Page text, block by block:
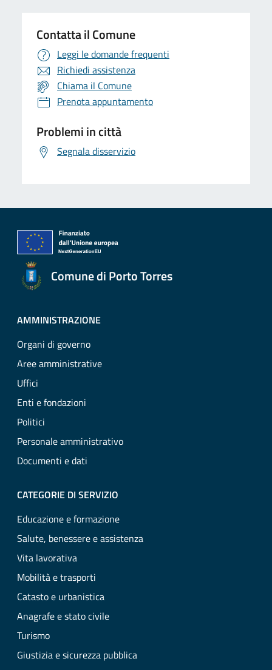
Contatta il Comune
Leggi le domande frequenti
Richiedi assistenza
Chiama il Comune
Prenota appuntamento
Problemi in città
Segnala disservizio
Comune di Porto Torres
AMMINISTRAZIONE
Organi di governo
Aree amministrative
Uffici
Enti e fondazioni
Politici
Personale amministrativo
Documenti e dati
CATEGORIE DI SERVIZIO
Educazione e formazione
Salute, benessere e assistenza
Vita lavorativa
Mobilità e trasporti
Catasto e urbanistica
Anagrafe e stato civile
Turismo
Giustizia e sicurezza pubblica